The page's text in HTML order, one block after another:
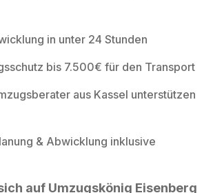
in unter 24 Stunden
bis 7.500€ für den Transport
aus Kassel unterstützen
& Abwicklung inklusive
auf Umzugskönig Eisenberg